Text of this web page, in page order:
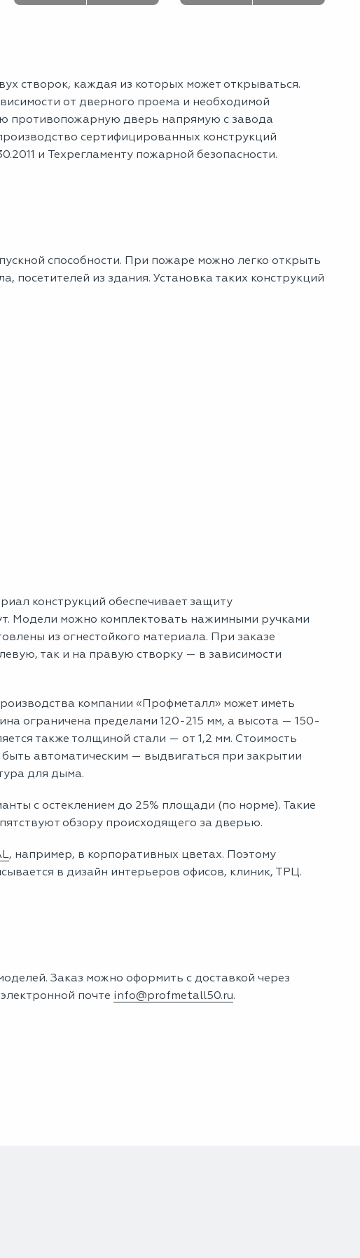
створок, каждая из которых может открываться.
от дверного проема и необходимой
противопожарную дверь напрямую с завода
сертифицированных конструкций
и Техрегламенту пожарной безопасности.
способности. При пожаре можно легко открыть
посетителей из здания. Установка таких конструкций
конструкций обеспечивает защиту
Модели можно комплектовать нажимными ручками
из огнестойкого материала. При заказе
так и на правую створку — в зависимости
компании «Профметалл» может иметь
ограничена пределами 120-215 мм, а высота — 150-
также толщиной стали — от 1,2 мм. Стоимость
автоматическим — выдвигаться при закрытии
для дыма.
с остеклением до 25% площади (по норме). Такие
обзору происходящего за дверью.
, например, в корпоративных цветах. Поэтому
в дизайн интерьеров офисов, клиник, ТРЦ.
Заказ можно оформить с доставкой через
почте info@profmetall50.ru.